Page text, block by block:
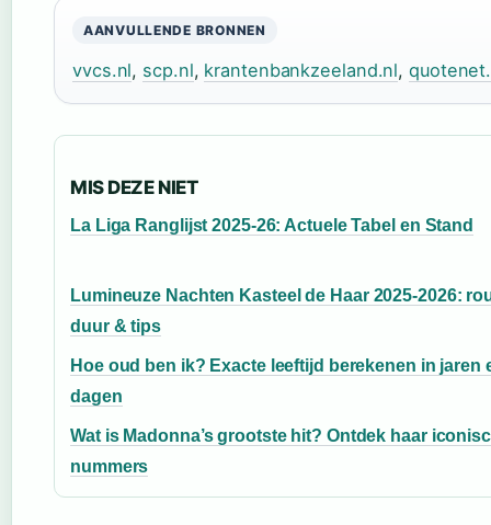
AANVULLENDE BRONNEN
vvcs.nl, scp.nl, krantenbankzeeland.nl,
MIS DEZE NIET
La Liga Ranglijst 2025-26: Actuele Tabel en Stand
Lumineuze Nachten Kasteel de Haar 2025-2026:
duur & tips
Hoe oud ben ik? Exacte leeftijd berekenen in jaren
dagen
Wat is Madonna’s grootste hit? Ontdek haar
nummers